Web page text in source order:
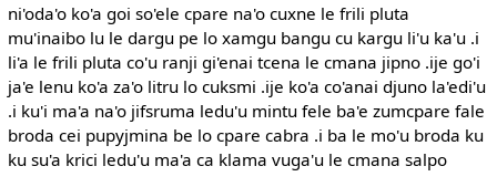
ni'oda'o ko'a goi so'ele cpare na'o cuxne le frili pluta
mu'inaibo lu le dargu pe lo xamgu bangu cu kargu li'u ka'u .i
li'a le frili pluta co'u ranji gi'enai tcena le cmana jipno .ije go'i
ja'e lenu ko'a za'o litru lo cuksmi .ije ko'a co'anai djuno la'edi'u
.i ku'i ma'a na'o jifsruma ledu'u mintu fele ba'e zumcpare fale
broda cei pupyjmina be lo cpare cabra .i ba le mo'u broda ku
ku su'a krici ledu'u ma'a ca klama vuga'u le cmana salpo